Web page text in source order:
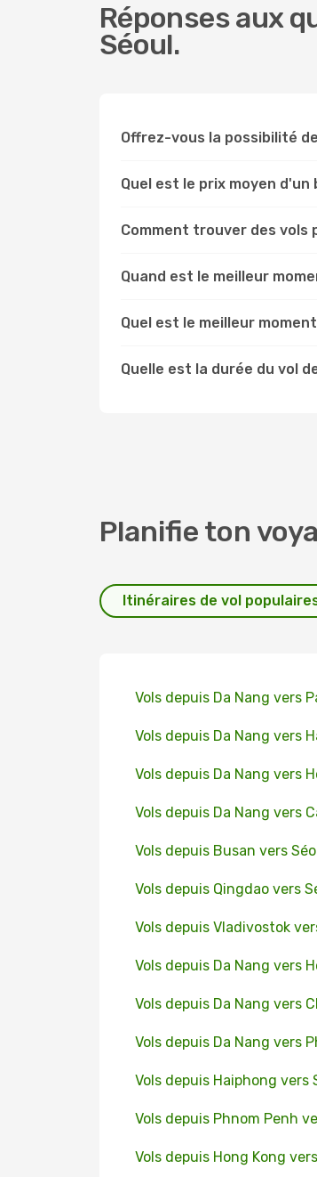
Réponses aux
Séoul.
Offrez-vous la possibilité
Quel est le prix moyen d'un
Comment trouver des vols
Quand est le meilleur
Quel est le meilleur
Quelle est la durée du vol
Planifie ton
Itinéraires de vol
Vols depuis Da Nang vers
Vols depuis Da Nang vers
Vols depuis Da Nang vers
Vols depuis Da Nang vers
Vols depuis Busan vers
Vols depuis Qingdao vers
Vols depuis Vladivostok
Vols depuis Da Nang vers
Vols depuis Da Nang vers
Vols depuis Da Nang vers
Vols depuis Haiphong vers
Vols depuis Phnom Penh
Vols depuis Hong Kong